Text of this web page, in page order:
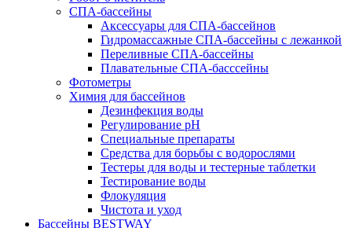
СПА-бассейны
Аксессуары для СПА-бассейнов
Гидромассажные СПА-бассейны с лежанкой
Переливные СПА-бассейны
Плавательные СПА-басссейны
Фотометры
Химия для бассейнов
Дезинфекция воды
Регулирование pH
Специальные препараты
Средства для борьбы с водорослями
Тестеры для воды и тестерные таблетки
Тестирование воды
Флокуляция
Чистота и уход
Бассейны BESTWAY